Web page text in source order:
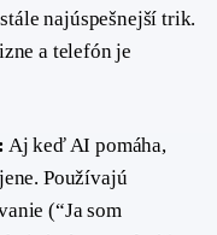
najúspešnejší trik.
a telefón je
Aj keď AI pomáha,
Používajú
(“Ja som